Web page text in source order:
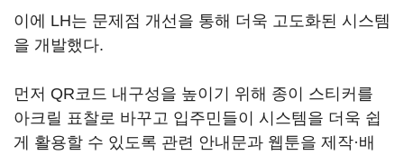
이에 LH는 문제점 개선을 통해 더욱 고도화된 시스템
을 개발했다.
먼저 QR코드 내구성을 높이기 위해 종이 스티커를
아크릴 표찰로 바꾸고 입주민들이 시스템을 더욱 쉽
게 활용할 수 있도록 관련 안내문과 웹툰을 제작·배